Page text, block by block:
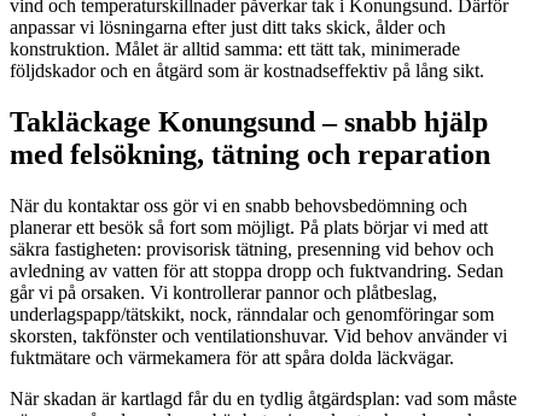
vind och temperaturskillnader påverkar tak i Konungsund. Därför
anpassar vi lösningarna efter just ditt taks skick, ålder och
konstruktion. Målet är alltid samma: ett tätt tak, minimerade
följdskador och en åtgärd som är kostnadseffektiv på lång sikt.
Takläckage Konungsund – snabb hjälp
med felsökning, tätning och reparation
När du kontaktar oss gör vi en snabb behovsbedömning och
planerar ett besök så fort som möjligt. På plats börjar vi med att
säkra fastigheten: provisorisk tätning, presenning vid behov och
avledning av vatten för att stoppa dropp och fuktvandring. Sedan
går vi på orsaken. Vi kontrollerar pannor och plåtbeslag,
underlagspapp/tätskikt, nock, ränndalar och genomföringar som
skorsten, takfönster och ventilationshuvar. Vid behov använder vi
fuktmätare och värmekamera för att spåra dolda läckvägar.
När skadan är kartlagd får du en tydlig åtgärdsplan: vad som måste